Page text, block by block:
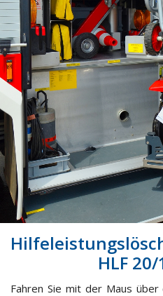
HLF 20/
Fahren Sie mit der Maus